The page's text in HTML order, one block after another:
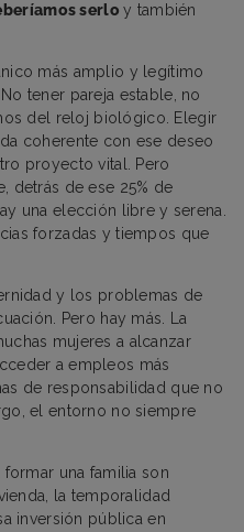
serloy también
más amplio y legítimo
tener pareja estable, no
del reloj biológico. Elegir
coherente con ese deseo
proyecto vital. Pero
detrás de ese 25% de
una elección libre y serena.
forzadas y tiempos que
y los problemas de
Pero hay más. La
mujeres a alcanzar
a empleos más
de responsabilidad que no
el entorno no siempre
formar una familia son
la temporalidad
inversión pública en